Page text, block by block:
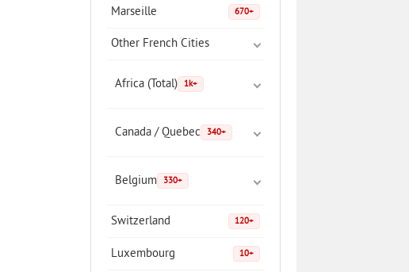
Marseille 670+
Other French Cities
Africa (Total) 1k+
Canada / Quebec 340+
Belgium 330+
Switzerland 120+
Luxembourg 10+